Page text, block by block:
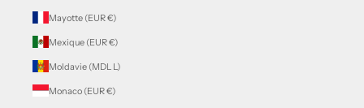
Mayotte (EUR €)
Mexique (EUR €)
Moldavie (MDL L)
Monaco (EUR €)